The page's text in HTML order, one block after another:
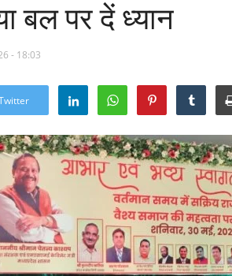
बल पर दें ध्यान
- 18:03